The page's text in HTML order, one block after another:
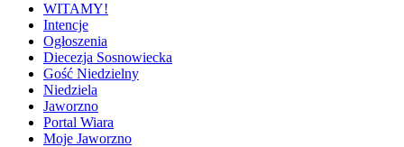
WITAMY!
Intencje
Ogłoszenia
Diecezja Sosnowiecka
Gość Niedzielny
Niedziela
Jaworzno
Portal Wiara
Moje Jaworzno